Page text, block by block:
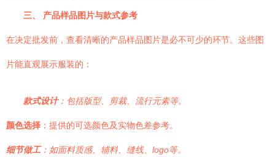
三、 产品样品图片与款式参考
在决定批发前，查看清晰的产品样品图片是必不可少的环节。这些图
片能直观展示服装的：
款式设计：包括版型、剪裁、流行元素等。
颜色选择 ：提供的可选颜色及实物色差参考。
细节做工：如面料质感、辅料、缝线、logo等。